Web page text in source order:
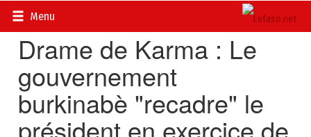
Menu
Accueil>
Drame de Karma : Le
gouvernement
burkinabè "recadre" le
président en exercice de